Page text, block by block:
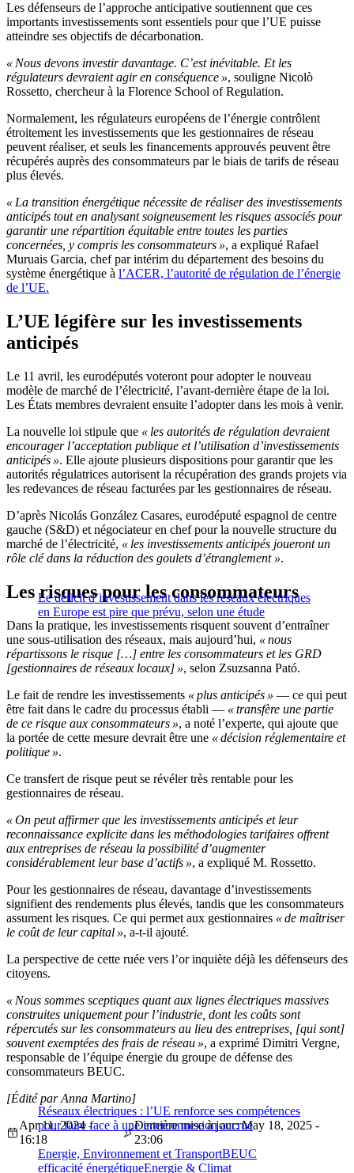
Les défenseurs de l’approche anticipative soutiennent que ces
importants investissements sont essentiels pour que l’UE puisse
atteindre ses objectifs de décarbonation.
« Nous devons investir davantage. C’est inévitable. Et les
régulateurs devraient agir en conséquence », souligne Nicolò
Rossetto, chercheur à la Florence School of Regulation.
Normalement, les régulateurs européens de l’énergie contrôlent
étroitement les investissements que les gestionnaires de réseau
peuvent réaliser, et seuls les financements approuvés peuvent être
récupérés auprès des consommateurs par le biais de tarifs de réseau
plus élevés.
« La transition énergétique nécessite de réaliser des investissements
anticipés tout en analysant soigneusement les risques associés pour
garantir une répartition équitable entre toutes les parties
concernées, y compris les consommateurs », a expliqué Rafael
Muruais Garcia, chef par intérim du département des besoins du
système énergétique à l’ACER, l’autorité de régulation de l’énergie
de l’UE.
L’UE légifère sur les investissements
anticipés
Le 11 avril, les eurodéputés voteront pour adopter le nouveau
modèle de marché de l’électricité, l’avant-dernière étape de la loi.
Les États membres devraient ensuite l’adopter dans les mois à venir.
La nouvelle loi stipule que « les autorités de régulation devraient
encourager l’acceptation publique et l’utilisation d’investissements
anticipés ». Elle ajoute plusieurs dispositions pour garantir que les
autorités régulatrices autorisent la récupération des grands projets via
les redevances de réseau facturées par les gestionnaires de réseau.
D’après Nicolás González Casares, eurodéputé espagnol de centre
gauche (S&D) et négociateur en chef pour la nouvelle structure du
marché de l’électricité, « les investissements anticipés joueront un
rôle clé dans la réduction des goulets d’étranglement ».
Le déficit d’investissement dans les réseaux électriques
en Europe est pire que prévu, selon une étude
Les risques pour les consommateurs
Dans la pratique, les investissements risquent souvent d’entraîner
une sous-utilisation des réseaux, mais aujourd’hui, « nous
répartissons le risque […] entre les consommateurs et les GRD
[gestionnaires de réseaux locaux] », selon Zsuzsanna Pató.
Le fait de rendre les investissements « plus anticipés » — ce qui peut
être fait dans le cadre du processus établi — « transfère une partie
de ce risque aux consommateurs », a noté l’experte, qui ajoute que
la portée de cette mesure devrait être une « décision réglementaire et
politique ».
Ce transfert de risque peut se révéler très rentable pour les
gestionnaires de réseau.
« On peut affirmer que les investissements anticipés et leur
reconnaissance explicite dans les méthodologies tarifaires offrent
aux entreprises de réseau la possibilité d’augmenter
considérablement leur base d’actifs », a expliqué M. Rossetto.
Pour les gestionnaires de réseau, davantage d’investissements
signifient des rendements plus élevés, tandis que les consommateurs
assument les risques. Ce qui permet aux gestionnaires « de maîtriser
le coût de leur capital », a-t-il ajouté.
La perspective de cette ruée vers l’or inquiète déjà les défenseurs des
citoyens.
« Nous sommes sceptiques quant aux lignes électriques massives
construites uniquement pour l’industrie, dont les coûts sont
répercutés sur les consommateurs au lieu des entreprises, [qui sont]
souvent exemptées des frais de réseau », a exprimé Dimitri Vergne,
responsable de l’équipe énergie du groupe de défense des
consommateurs BEUC.
Réseaux électriques : l’UE renforce ses compétences
pour faire face à une interconnexion accrue
[Édité par Anna Martino]
Apr 11, 2024 -
16:18
Dernière mise à jour: May 18, 2025 -
23:06
Energie, Environnement et TransportBEUC
efficacité énergétiqueEnergie & Climat